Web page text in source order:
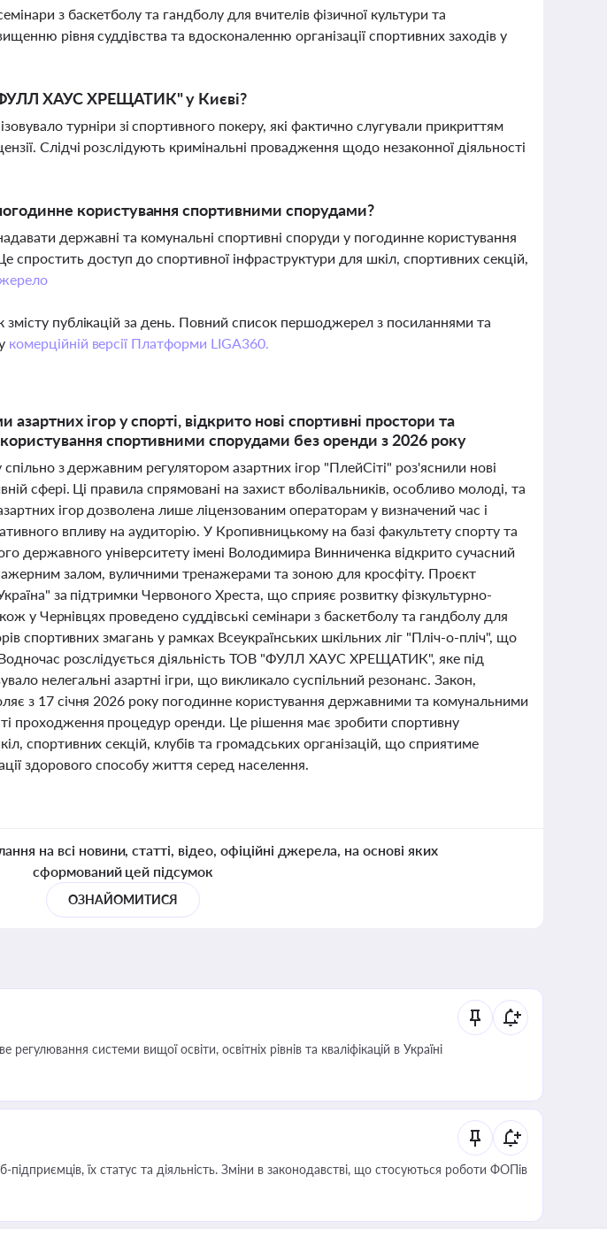
з баскетболу та гандболу для вчителів фізичної культури та
рівня суддівства та вдосконаленню організації спортивних заходів у
ХАУС ХРЕЩАТИК" у Києві?
турніри зі спортивного покеру, які фактично слугували прикриттям
Слідчі розслідують кримінальні провадження щодо незаконної діяльності
користування спортивними спорудами?
державні та комунальні спортивні споруди у погодинне користування
доступ до спортивної інфраструктури для шкіл, спортивних секцій,
публікацій за день. Повний список першоджерел з посиланнями та
комерційній версії Платформи LIGA360.
ігор у спорті, відкрито нові спортивні простори та
спортивними спорудами без оренди з 2026 року
з державним регулятором азартних ігор "ПлейСіті" роз'яснили нові
сфері. Ці правила спрямовані на захист вболівальників, особливо молоді, та
ігор дозволена лише ліцензованим операторам у визначений час і
впливу на аудиторію. У Кропивницькому на базі факультету спорту та
державного університету імені Володимира Винниченка відкрито сучасний
залом, вуличними тренажерами та зоною для кросфіту. Проєкт
за підтримки Червоного Хреста, що сприяє розвитку фізкультурно-
у Чернівцях проведено суддівські семінари з баскетболу та гандболу для
спортивних змагань у рамках Всеукраїнських шкільних ліг "Пліч-о-пліч", що
Водночас розслідується діяльність ТОВ "ФУЛЛ ХАУС ХРЕЩАТИК", яке під
нелегальні азартні ігри, що викликало суспільний резонанс. Закон,
з 17 січня 2026 року погодинне користування державними та комунальними
проходження процедур оренди. Це рішення має зробити спортивну
спортивних секцій, клубів та громадських організацій, що сприятиме
здорового способу життя серед населення.
на всі новини, статті, відео, офіційні джерела, на основі яких
сформований цей підсумок
ОЗНАЙОМИТИСЯ
системи вищої освіти, освітніх рівнів та кваліфікацій в Україні
підприємців, їх статус та діяльність. Зміни в законодавстві, що стосуються роботи ФОПів